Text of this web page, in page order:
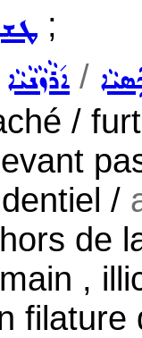
;
ܐ݇ܪܵܙܵܢܵܝܵܐ /
/
/
de
,